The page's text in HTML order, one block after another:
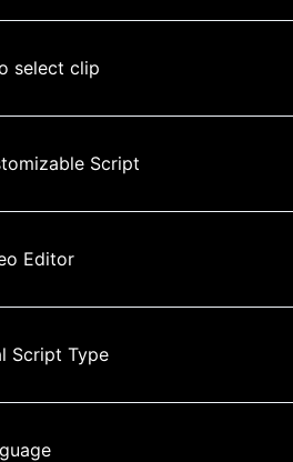
select clip
Script
Editor
Script Type